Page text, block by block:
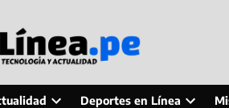
Deportes en Línea